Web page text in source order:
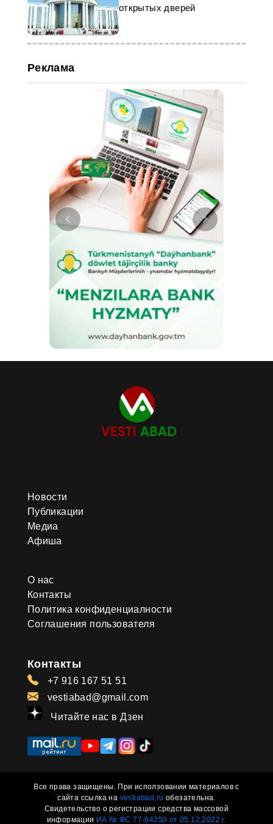
открытых дверей
Реклама
Новости
Публикации
Медиа
Афиша
О нас
Контакты
Политика конфиденциалности
Соглашения пользователя
Контакты
+7 916 167 51 51
vestiabad@gmail.com
Читайте нас в Дзен
Все права защищены. При исползовании материалов с
сайта ссылка на vestiabad.ru обезательна.
Свидетельство о регистрации средства массовой
информации ИА № ФС 77-84250 от 05.12.2022 г.